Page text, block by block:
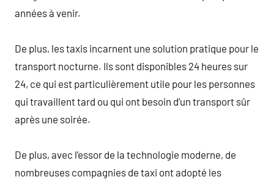
années à venir.
De plus, les taxis incarnent une solution pratique pour le
transport nocturne. Ils sont disponibles 24 heures sur
24, ce qui est particulièrement utile pour les personnes
qui travaillent tard ou qui ont besoin d’un transport sûr
après une soirée.
De plus, avec l’essor de la technologie moderne, de
nombreuses compagnies de taxi ont adopté les